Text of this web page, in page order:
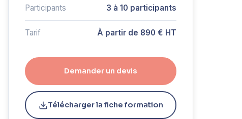
Participants 3 à 10 participants
Tarif À partir de 890 € HT
Demander un devis
Télécharger la fiche formation